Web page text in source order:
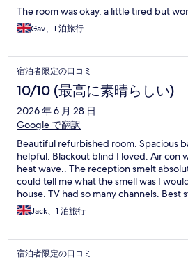
The room was okay, a little tired but
Gav、1 泊旅行
宿泊者限定の口コミ
10/10 (最高に素晴らしい)
2026 年 6 月 28 日
Google で翻訳
Beautiful refurbished room. Spacious
helpful. Blackout blind I loved. Air con
heat wave.. The reception smelt
could tell me what the smell was I
house. TV had so many channels. Best
Jack、1 泊旅行
宿泊者限定の口コミ